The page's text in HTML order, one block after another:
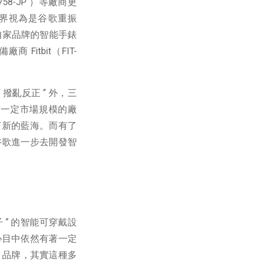
視為是谷歌重振
品牌的智能手錶
廠商 Fitbit（FIT-
亂反正 ” 外，三
定市場規模的廠
的藍海。而有了
進一步去開發智
” 的智能可穿戴設
中依然有著一定
牌，其實這種多